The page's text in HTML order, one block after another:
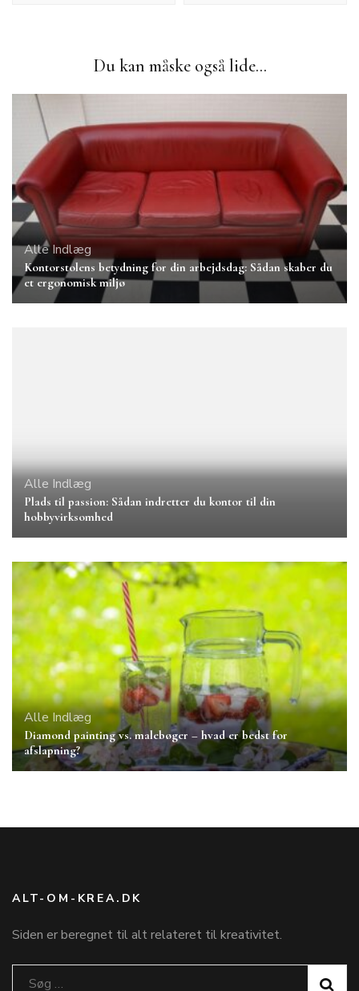
Du kan måske også lide...
Alle Indlæg
Kontorstolens betydning for din arbejdsdag: Sådan skaber du
et ergonomisk miljø
Alle Indlæg
Plads til passion: Sådan indretter du kontor til din
hobbyvirksomhed
Alle Indlæg
Diamond painting vs. malebøger – hvad er bedst for
afslapning?
ALT-OM-KREA.DK
Siden er beregnet til alt relateret til kreativitet.
Søg